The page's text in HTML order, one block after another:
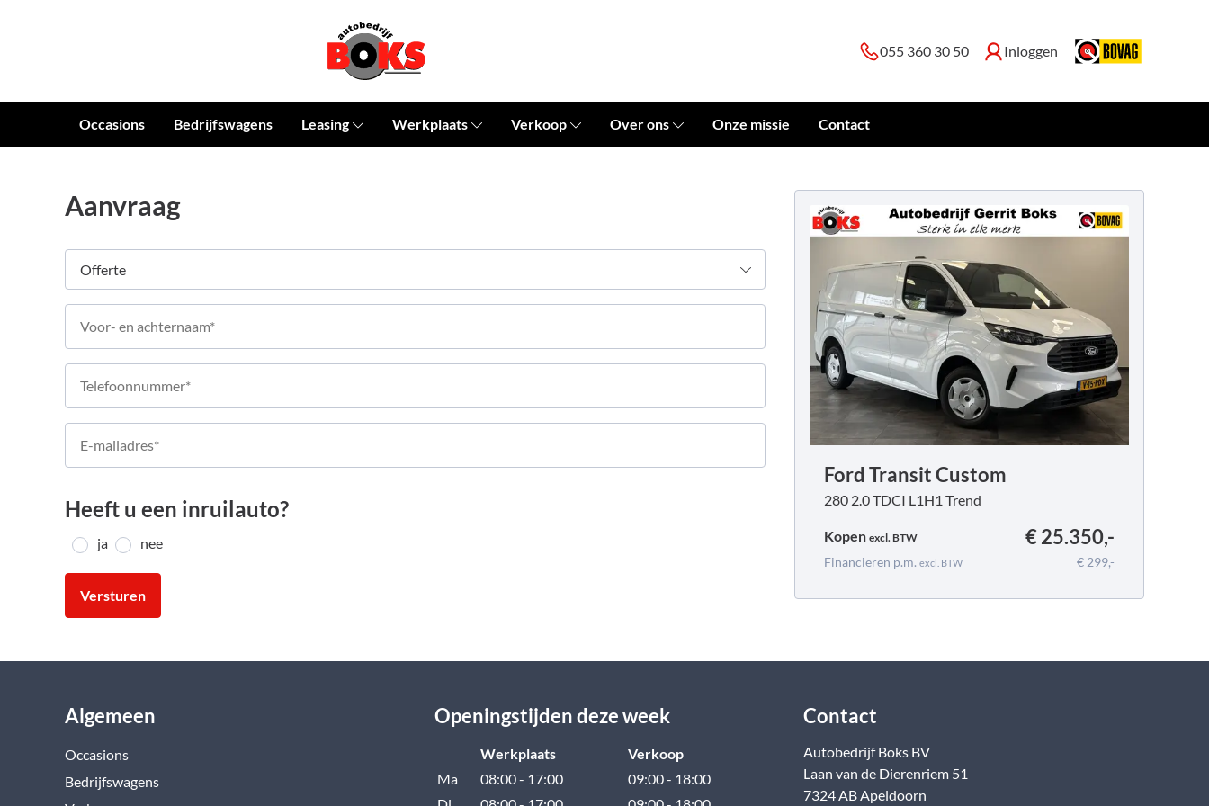
055 360 30 50 Inloggen
Occasions Bedrijfswagens Leasing Werkplaats Verkoop Over ons Onze missie Contact
Aanvraag
Heeft u een inruilauto?
ja nee
Versturen
Ford Transit Custom
280 2.0 TDCI L1H1 Trend
Kopen excl. BTW € 25.350,-
Financieren p.m. excl. BTW € 299,-
Algemeen
Occasions
Bedrijfswagens
Openingstijden deze week
Werkplaats
Verkoop
Ma
08:00 - 17:00
09:00 - 18:00
Contact
Autobedrijf Boks BV
Laan van de Dierenriem 51
7324 ABApeldoorn